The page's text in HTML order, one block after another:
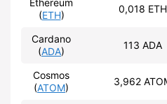
(ETH)
0,018 ETH
Cardano
(ADA)
113 ADA
Cosmos
(ATOM)
3,962